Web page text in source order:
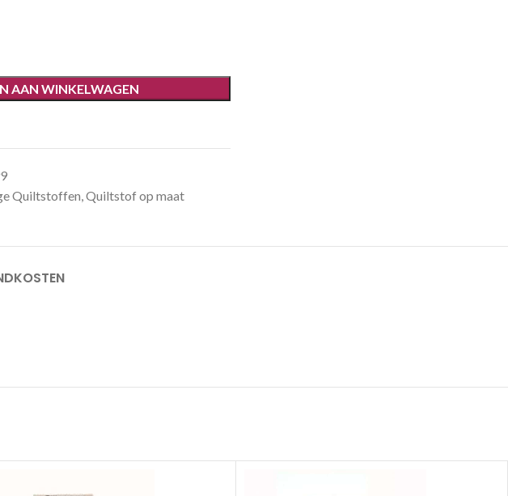
AAN WINKELWAGEN
Quiltstoffen,Quiltstof op maat